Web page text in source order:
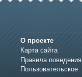
О проекте
Карта сайта
Правила поведения
Пользовательское